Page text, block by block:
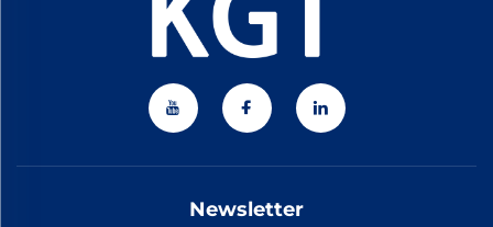
Newsletter